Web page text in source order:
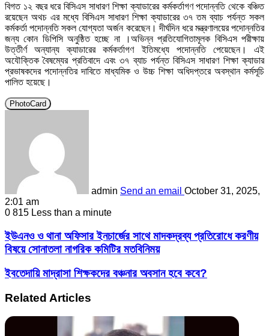
বিগত ১২ বছর ধরে বিসিএস সাধারণ শিক্ষা ক্যাডারের কর্মকর্তাগণ পদোন্নতি থেকে বঞ্চিত
রয়েছেন অথচ এর মধ্যে বিসিএস সাধারণ শিক্ষা ক্যাডারের ৩৭ তম ব্যাচ পর্যন্ত সকল
কর্মকর্তা পদোন্নতি সকল যোগ্যতা অর্জন করেছেন। দীর্ঘদিন ধরে মন্ত্রণালয়ের পদোন্নতির
জন্য কোন ডিপিসি অনুষ্ঠিত হচ্ছে না ।অভিন্ন প্রতিযোগিতামূলক বিসিএস পরীক্ষায়
উত্তীর্ণ অন্যান্য ক্যাডারের কর্মকর্তাগণ ইতিমধ্যে পদোন্নতি পেয়েছেন। এই
অযৌক্তিক বৈষম্যের প্রতিবাদে এবং ৩৭ ব্যাচ পর্যন্ত বিসিএস সাধারণ শিক্ষা ক্যাডার
প্রভাষকদের পদোন্নতির দাবিতে মাধ্যমিক ও উচ্চ শিক্ষা অধিদপ্তরে অবস্থান কর্মসূচি
পালিত হয়েছে।
PhotoCard
admin Send an email October 31, 2025,
2:01 am
0 815 Less than a minute
ইউএনও ও থানা অফিসার ইনচার্জের সাথে মাদকদ্রব্য প্রতিরোধে করণীয়
বিষয়ে সোনাতলা নাগরিক কমিটির মতবিনিময়
ইবতেদায়ি মাদ্রাসা শিক্ষকদের বঞ্চনার অবসান হবে কবে?
Related Articles